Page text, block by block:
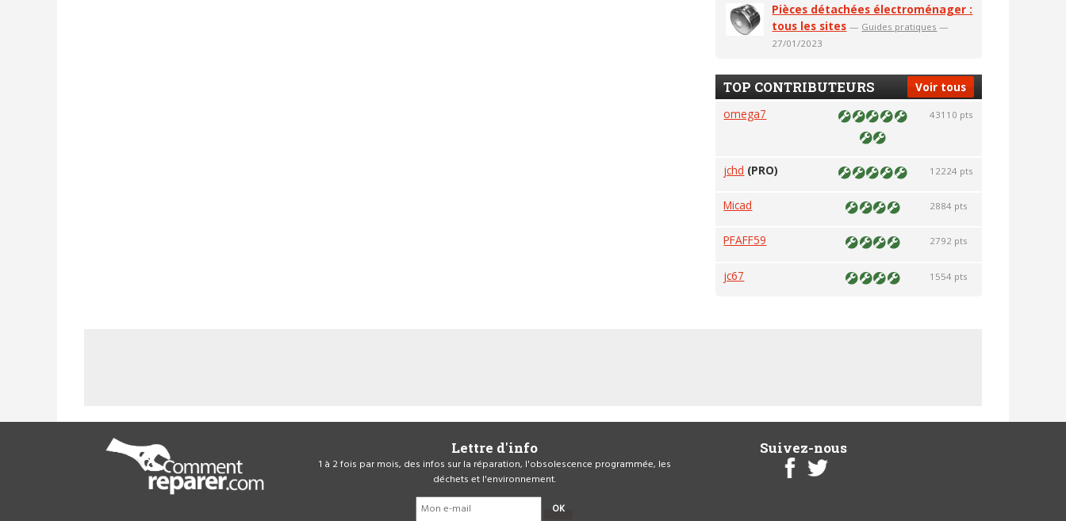
Pièces détachées électroménager :
tous les sites — Guides pratiques —
27/01/2023
Voir tous
TOP CONTRIBUTEURS
omega7 43110 pts
jchd (PRO) 12224 pts
Micad 2884 pts
PFAFF59 2792 pts
jc67 1554 pts
Lettre d'info
1 à 2 fois par mois, des infos sur la réparation, l'obsolescence programmée, les
déchets et l'environnement.
OK
Suivez-nous